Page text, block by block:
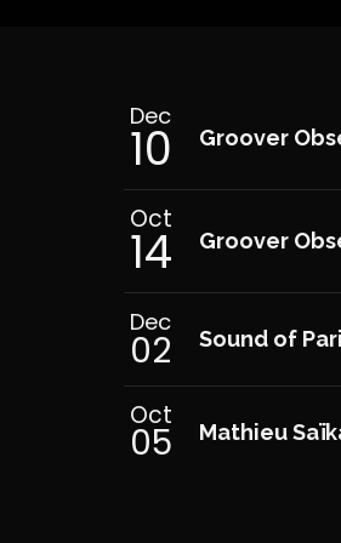
Dec
10 Groover
Oct
14 Groover
Dec
02 Sound of
Oct
05 Mathieu